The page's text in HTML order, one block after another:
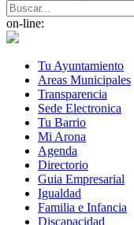
on-line:
Tu Ayuntamiento
Areas Municipales
Transparencia
Sede Electronica
Tu Barrio
Mi Arona
Agenda
Directorio
Guia Empresarial
Igualdad
Familia e Infancia
Discapacidad